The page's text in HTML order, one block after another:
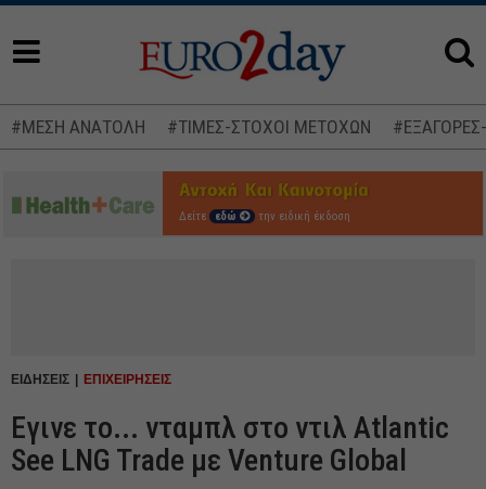
#ΜΕΣΗ ΑΝΑΤΟΛΗ #ΤΙΜΕΣ-ΣΤΟΧΟΙ ΜΕΤΟΧΩΝ
Δείτε εδώ την ειδική έκδοση
ΕΙΔΗΣΕΙΣ ΕΠΙΧΕΙΡΗΣΕΙΣ
Εγινε το... νταμπλ στο ντιλ Atlantic
See LNG Trade με Venture Global